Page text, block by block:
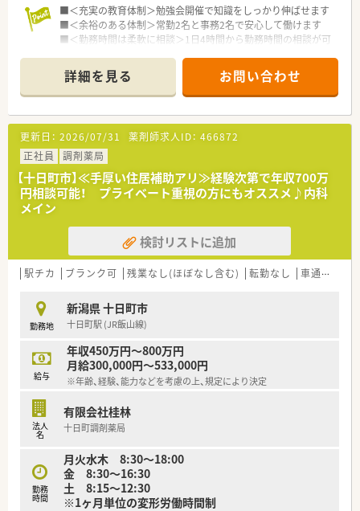
■＜充実の教育体制＞勉強会開催で知識をしっかり伸ばせます
■＜余裕のある体制＞常勤2名と事務2名で安心して働けます
■＜勤務時間は柔軟に相談＞1日4時間から勤務時間の相談が可
【店舗情報と応需状況について】
■十日町駅から車で7分ほどの場所に店舗が位置しています。
■内科と小児科の処方箋を1日平均50枚ほど応需しています。
■薬剤師は常勤2名と非常勤1名で十分な体制が整っています。
詳細を見る お問い合わせ
更新日： 2026/07/31 薬剤師求人ID： 466872
正社員
調剤薬局
【十日町市】≪手厚い住居補助アリ≫経験次第で年収700万
円相談可能！ プライベート重視の方にもオススメ♪内科
メイン
検討リストに追加
駅チカ ブランク可 残業なし(ほぼなし含む) 転勤なし 車通勤可
勤務地
新潟県 十日町市
十日町駅 (JR飯山線)
給与
年収450万円～800万円
月給300,000円～533,000円
※年齢、経験、能力などを考慮の上、規定により決定
法人
名
有限会社桂林
十日町調剤薬局
勤務
時間
月火水木 8:30～18:00
金 8:30～16:30
土 8:15～12:30
※1ヶ月単位の変形労働時間制